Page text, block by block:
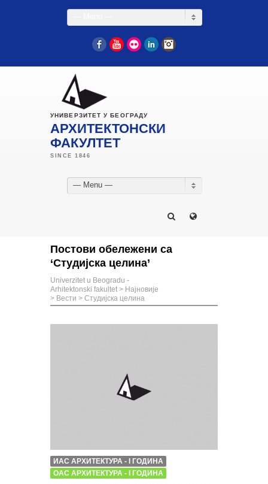
FacebookYouTube
Flickr LinkedIn
УНИВЕРЗИТЕТ У БЕОГРАДУ
АРХИТЕКТОНСКИ
ФАКУЛТЕТ
— Menu —
Постови обележени са
‘Студијска целина’
Univerzitet u Beogradu -
Arhitektonski fakultet > Најновије
> Вести > Студијска целина
ИАС АРХИТЕКТУРА - I ГОДИНА
ОАС АРХИТЕКТУРА - I ГОДИНА